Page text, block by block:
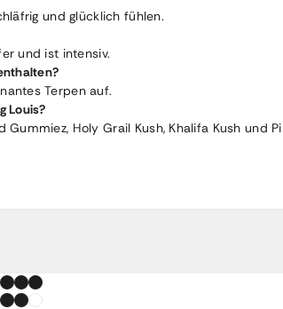
und glücklich fühlen.
und ist intensiv.
Terpen auf.
Louis?
Gummiez, Holy Grail Kush, Khalifa Kush und